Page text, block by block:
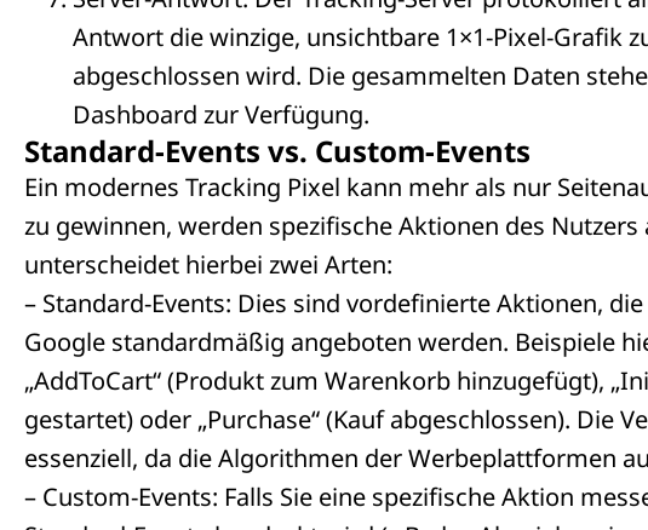
Antwort die winzige, unsichtbare 1×1-Pixel-Grafik
abgeschlossen wird. Die gesammelten Daten
Dashboard zur Verfügung.
Standard-Events vs. Custom-Events
Ein modernes Tracking Pixel kann mehr als nur
zu gewinnen, werden spezifische Aktionen des Nutzers
unterscheidet hierbei zwei Arten:
– Standard-Events: Dies sind vordefinierte Aktionen,
Google standardmäßig angeboten werden. Beispiele
„AddToCart“ (Produkt zum Warenkorb hinzugefügt),
gestartet) oder „Purchase“ (Kauf abgeschlossen). Die
essenziell, da die Algorithmen der Werbeplattformen
– Custom-Events: Falls Sie eine spezifische Aktion